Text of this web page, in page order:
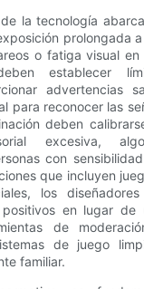
la tecnología
prolongada
o fatiga visual en
establecer
advertencias
para reconocer las
deben
excesiva,
con
que incluyen
los
en lugar de
de
de juego
familiar.